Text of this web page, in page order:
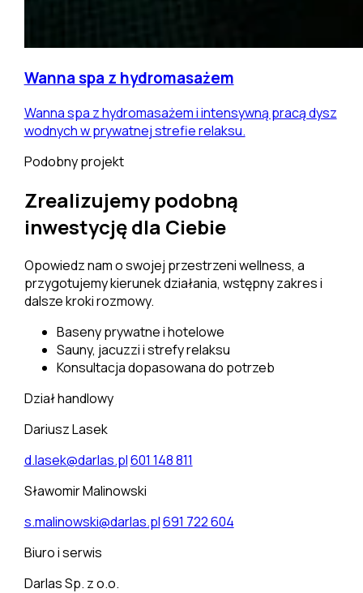
Wanna spa z hydromasażem
Wanna spa z hydromasażem i intensywną pracą dysz
wodnych w prywatnej strefie relaksu.
Podobny projekt
Zrealizujemy podobną
inwestycję dla Ciebie
Opowiedz nam o swojej przestrzeni wellness, a
przygotujemy kierunek działania, wstępny zakres i
dalsze kroki rozmowy.
Baseny prywatne i hotelowe
Sauny, jacuzzi i strefy relaksu
Konsultacja dopasowana do potrzeb
Dział handlowy
Dariusz Lasek
d.lasek@darlas.pl601 148 811
Sławomir Malinowski
s.malinowski@darlas.pl691 722 604
Biuro i serwis
Darlas Sp. z o.o.